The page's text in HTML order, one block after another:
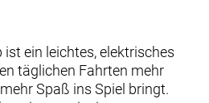
ist ein leichtes, elektrisches
täglichen Fahrten mehr
Spaß ins Spiel bringt.